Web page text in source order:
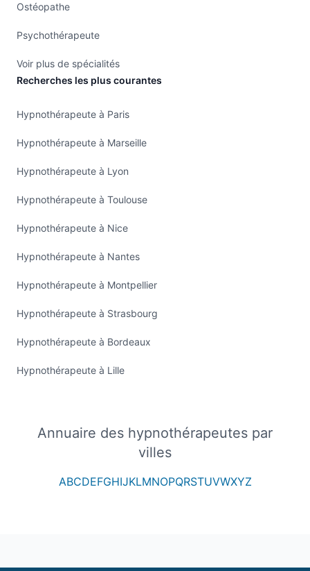
Ostéopathe
Psychothérapeute
Voir plus de spécialités
Recherches les plus courantes
Hypnothérapeute à Paris
Hypnothérapeute à Marseille
Hypnothérapeute à Lyon
Hypnothérapeute à Toulouse
Hypnothérapeute à Nice
Hypnothérapeute à Nantes
Hypnothérapeute à Montpellier
Hypnothérapeute à Strasbourg
Hypnothérapeute à Bordeaux
Hypnothérapeute à Lille
Annuaire des hypnothérapeutes par
villes
ABCDEFGHIJKLMNOPQRSTUVWXYZ